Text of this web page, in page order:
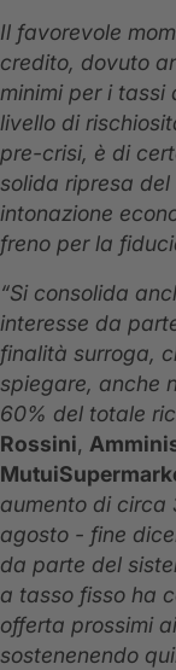
Il favorevole
credito, dovuto
minimi per i tassi
livello di
pre-crisi, è di
solida ripresa del
intonazione
freno per la
“Si consolida
interesse da
finalità surroga,
spiegare, anche
60% del totale
Rossini,
aumento di circa
agosto - fine
da parte del
a tasso fisso ha
offerta prossimi
sostenenendo